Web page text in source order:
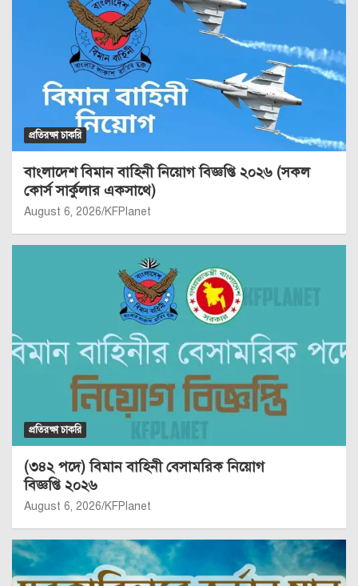
প্রতিরক্ষা চাকরি
বাংলাদেশ বিমান বাহিনী নিয়োগ বিজ্ঞপ্তি ২০২৬ (সকল
কোর্স সার্কুলার একসাথে)
August 6, 2026 KFPlanet
প্রতিরক্ষা চাকরি
(৩৪২ পদে) বিমান বাহিনী বেসামরিক নিয়োগ
বিজ্ঞপ্তি ২০২৬
August 6, 2026 KFPlanet